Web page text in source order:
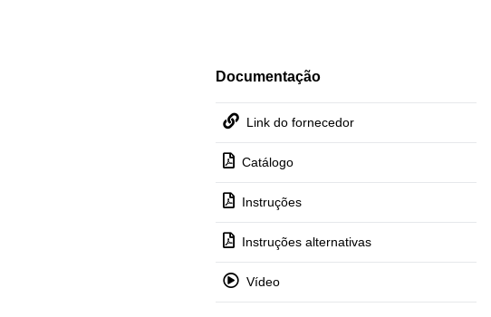
Documentação
Link do fornecedor
Catálogo
Instruções
Instruções alternativas
Vídeo